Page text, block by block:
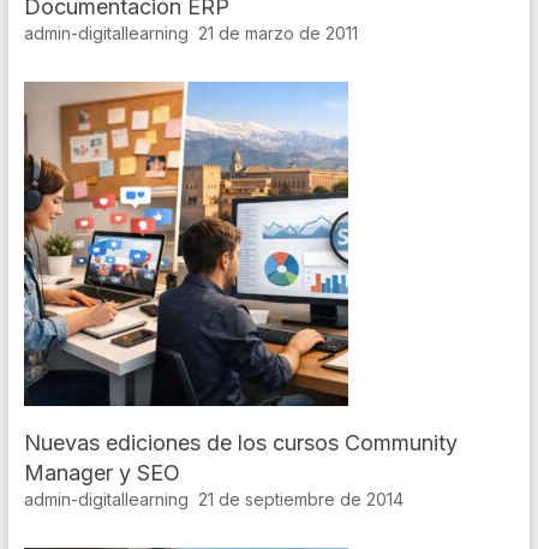
Documentación ERP
admin-digitallearning 21 de marzo de 2011
Nuevas ediciones de los cursos Community
Manager y SEO
admin-digitallearning 21 de septiembre de 2014